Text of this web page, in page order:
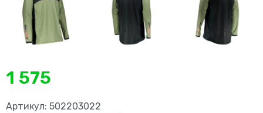
1 575
Артикул: 502203022